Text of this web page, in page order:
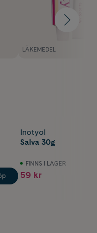
LÄKEMEDEL
Inotyol
Salva 30g
FINNS I LAGER
59 kr